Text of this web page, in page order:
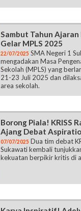
Sambut Tahun Ajaran
Gelar MPLS 2025
22/07/2025 SMA Negeri 1
mengadakan Masa
Sekolah (MPLS) yang
21-23 Juli 2025 dan
area sekolah.
Borong Piala! KRISS
Ajang Debat
07/07/2025 Dua tim debat
Sukawati kembali
kekuatan berpikir kritis di